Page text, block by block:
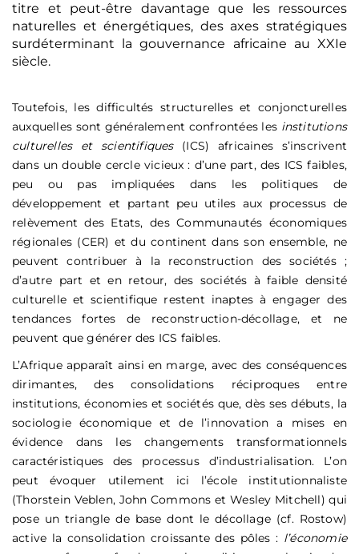
titre et peut-être davantage que les ressources
naturelles et énergétiques, des axes stratégiques
surdéterminant la gouvernance africaine au XXIe
siècle.
Toutefois, les difficultés structurelles et conjoncturelles
auxquelles sont généralement confrontées les institutions
culturelles et scientifiques(ICS) africaines s’inscrivent
dans un double cercle vicieux : d’une part, des ICS faibles,
peu ou pas impliquées dans les politiques de
développement et partant peu utiles aux processus de
relèvement des Etats, des Communautés économiques
régionales (CER) et du continent dans son ensemble, ne
peuvent contribuer à la reconstruction des sociétés ;
d’autre part et en retour, des sociétés à faible densité
culturelle et scientifique restent inaptes à engager des
tendances fortes de reconstruction-décollage, et ne
peuvent que générer des ICS faibles.
L’Afrique apparaît ainsi en marge, avec des conséquences
dirimantes, des consolidations réciproques entre
institutions, économies et sociétés que, dès ses débuts, la
sociologie économique et de l’innovation a mises en
évidence dans les changements transformationnels
caractéristiques des processus d’industrialisation. L’on
peut évoquer utilement ici l’école institutionnaliste
(Thorstein Veblen, John Commons et Wesley Mitchell) qui
pose un triangle de base dont le décollage (cf. Rostow)
active la consolidation croissante des pôles : l’économie